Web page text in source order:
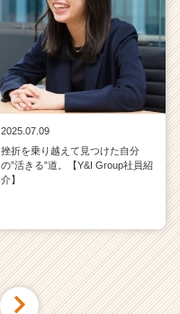
2025.07.09
挫折を乗り越えて見つけた自分
の”活きる”道。【Y&I Group社員紹
介】